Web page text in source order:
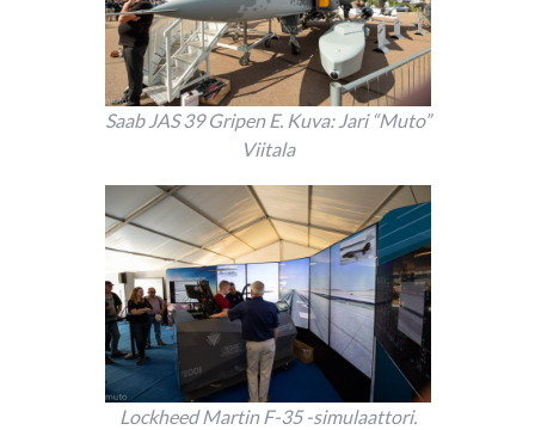
Saab JAS 39 Gripen E. Kuva: Jari “Muto”
Viitala
Lockheed Martin F-35 -simulaattori.